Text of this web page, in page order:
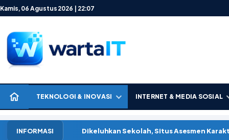
Lewati ke konten
Kamis, 06 Agustus 2026 | 22:07
TEKNOLOGI & INOVASI INTERNET & MEDIA SOSIAL
INFORMASI Dikeluhkan Sekolah, Situs Asesmen